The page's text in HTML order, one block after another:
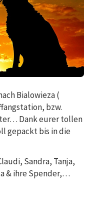
Bialowieza (
bzw.
Dank eurer tollen
gepackt bis in die
Sandra, Tanja,
& ihre Spender,…